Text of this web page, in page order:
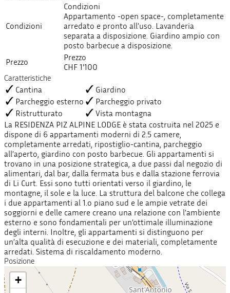
Condizioni
Condizioni
Appartamento -open space-, completamente
arredato e pronto all’uso. Lavanderia
separata a disposizione. Giardino ampio con
posto barbecue a disposizione.
Prezzo
Prezzo
CHF 1'100
Caratteristiche
Cantina
Giardino
Parcheggio esterno
Parcheggio privato
Ristrutturato
Vista montagna
La RESIDENZA PIZ ALPINE LODGE è stata costruita nel 2025 e
dispone di 6 appartamenti moderni di 2.5 camere,
completamente arredati, ripostiglio-cantina, parcheggio
all’aperto, giardino con posto barbecue. Gli appartamenti si
trovano in una posizione strategica, a due passi dal negozio di
alimentari, dal bar, dalla fermata bus e dalla stazione ferrovia
di Li Curt. Essi sono tutti orientati verso il giardino, le
montagne, il sole e la luce. La struttura del balcone che collega
i due appartamenti al 1.o piano sud e le ampie vetrate dei
soggiorni e delle camere creano una relazione con l’ambiente
esterno e sono fondamentali per un’ottimale illuminazione
degli interni. Inoltre, gli appartamenti si distinguono per
un’alta qualità di esecuzione e dei materiali, completamente
arredati. Sistema di riscaldamento moderno.
Posizione
+